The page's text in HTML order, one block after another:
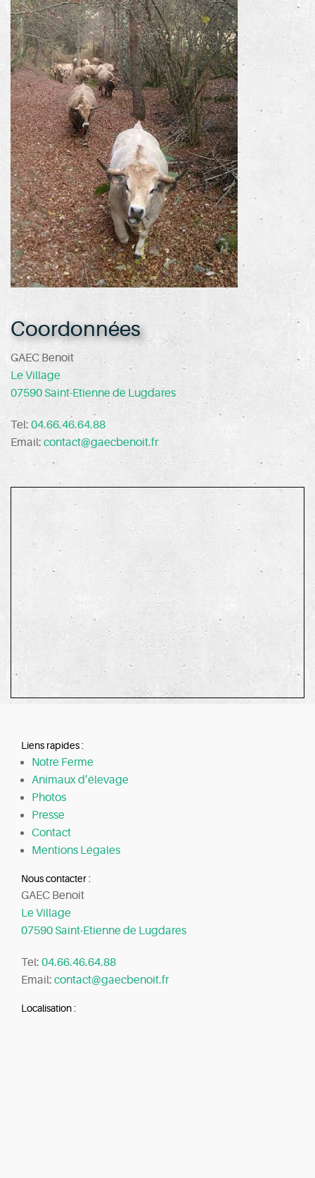
Coordonnées
GAEC Benoit
Le Village
07590 Saint-Etienne de Lugdares
Tel: 04.66.46.64.88
Email: contact@gaecbenoit.fr
Liens rapides :
Notre Ferme
Animaux d’élevage
Photos
Presse
Contact
Mentions Légales
Nous contacter :
GAEC Benoit
Le Village
07590 Saint-Etienne de Lugdares
Tel: 04.66.46.64.88
Email: contact@gaecbenoit.fr
Localisation :